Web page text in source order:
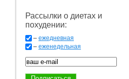
Рассылки о диетах и
похудении:
– ежедневная
– еженедельная